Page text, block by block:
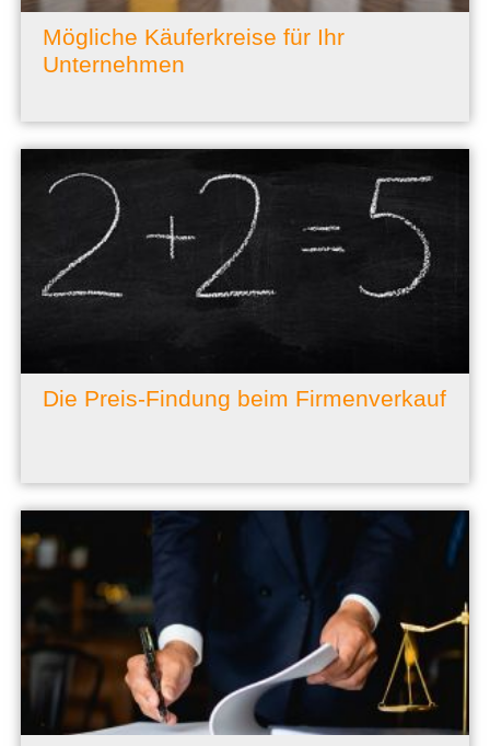
Mögliche Käuferkreise für Ihr
Unternehmen
Die Preis-Findung beim Firmenverkauf